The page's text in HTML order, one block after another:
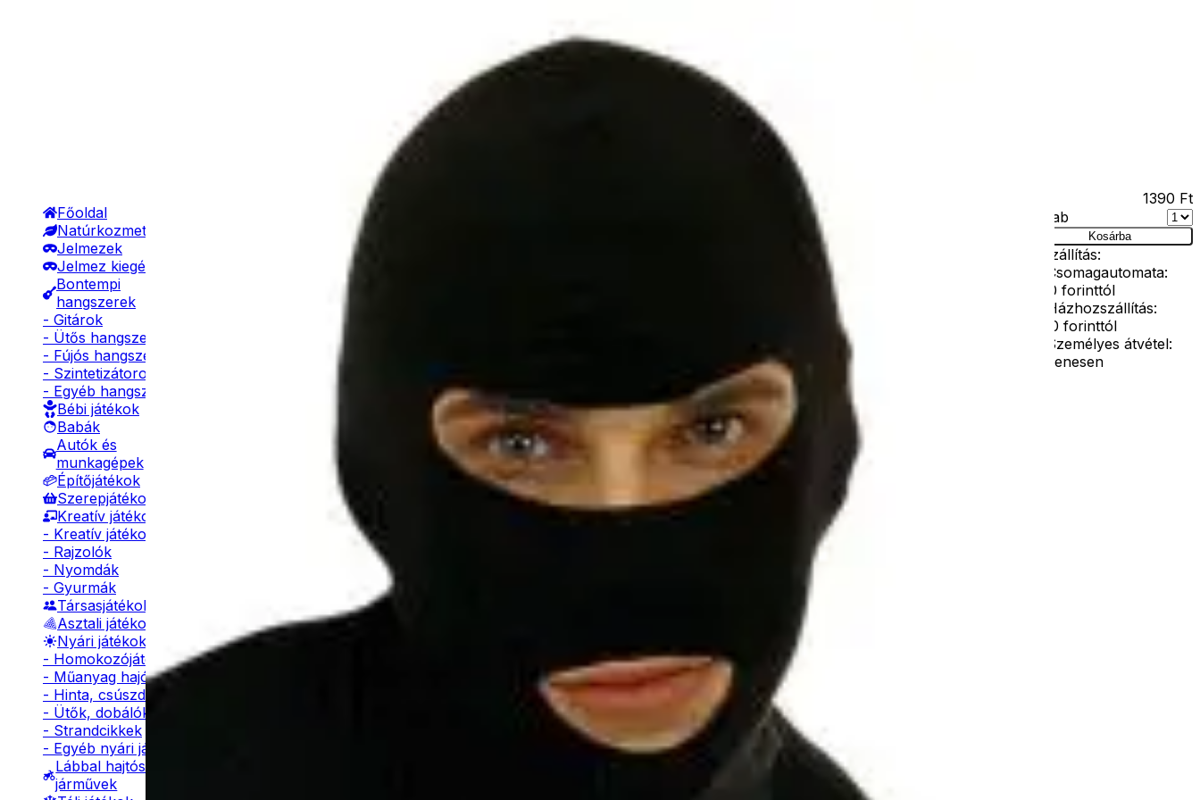
MárkákÜzletünk
Főoldal
Natúrkozmetikumok
Jelmezek
Jelmez kiegészítők
Bontempi
hangszerek
- Gitárok
- Ütős hangszerek
- Fújós hangszerek
- Szintetizátorok
- Egyéb hangszerek
Bébi játékok
Babák
Autók és
munkagépek
Építőjátékok
Szerepjátékok
Kreatív játékok
- Kreatív játékok
- Rajzolók
- Nyomdák
- Gyurmák
Társasjátékok
Asztali játékok
Nyári játékok
- Homokozójátékok
- Műanyag hajók
- Hinta, csúszda
- Ütők, dobálók
- Strandcikkek
- Egyéb nyári játékok
Lábbal hajtós
járművek
18 éves kortól 99 éves korig
Fekete maszk
Részletes leírás Egészítsd ki jelmezedet ezzel a fekete színű kommandós
maszkkal.
1390 Ft
Darab
Kosárba
Szállítás:
- Csomagautomata:
1190 forinttól
- Házhozszállítás:
2190 forinttól
- Személyes átvétel:
ingyenesen